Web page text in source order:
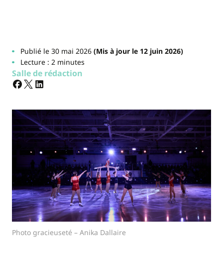
Publié le 30 mai 2026(Mis à jour le 12 juin 2026)
Lecture : 2 minutes
Salle de rédaction
Photo gracieuseté – Anika Dallaire